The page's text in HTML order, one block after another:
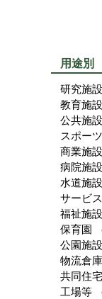
用途別
研究施設
教育施設
公共施設
スポー
商業施設
病院施設
水道施設
サービ
福祉施設
保育園
公園施設
物流倉庫
共同住宅
工場等